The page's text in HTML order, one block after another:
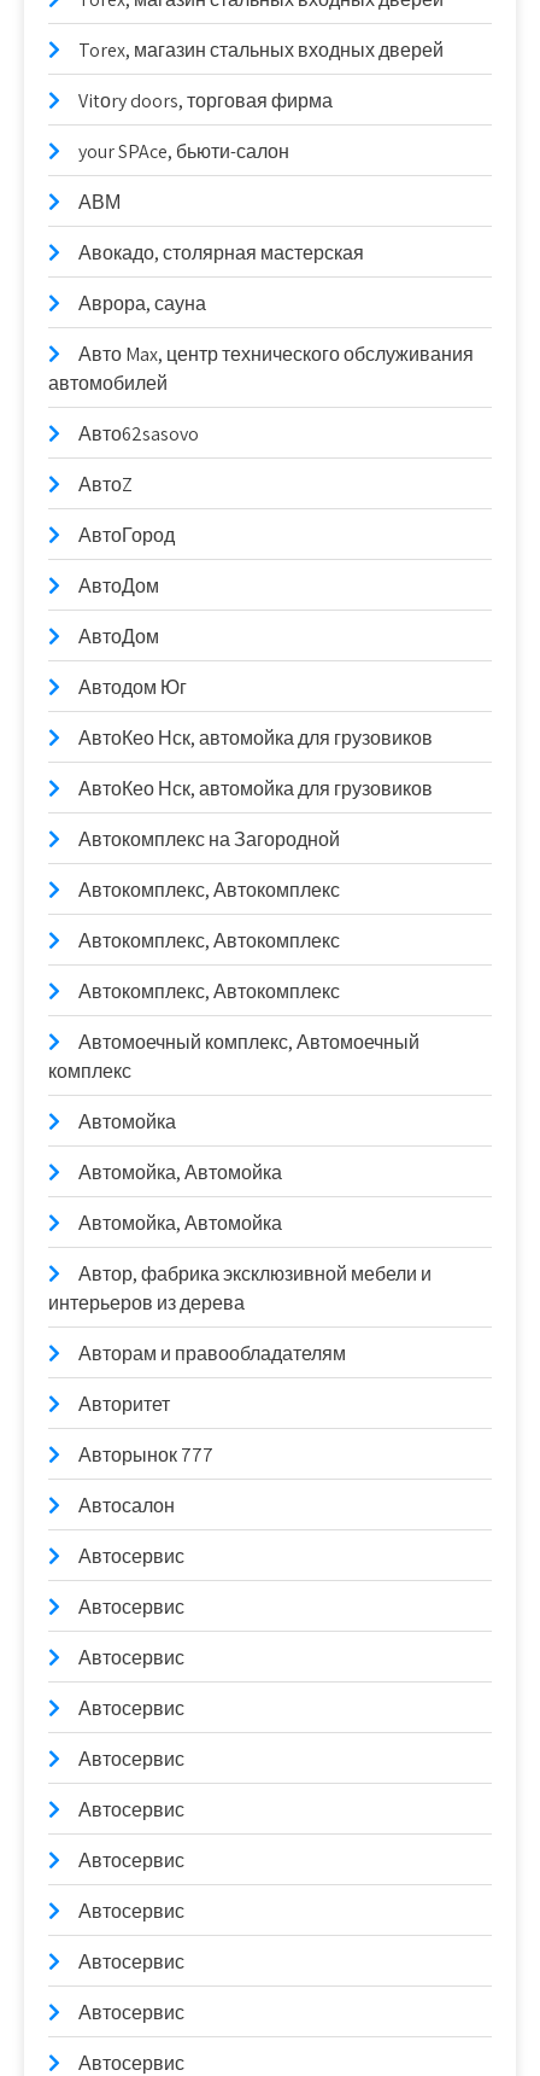
Torex, магазин стальных входных дверей
Vitоry doors, торговая фирма
your SPAce, бьюти-салон
АВМ
Авокадо, столярная мастерская
Аврора, сауна
Авто Max, центр технического обслуживания
автомобилей
Авто62sasovo
АвтоZ
АвтоГород
АвтоДом
АвтоДом
Автодом Юг
АвтоКео Нск, автомойка для грузовиков
АвтоКео Нск, автомойка для грузовиков
Автокомплекс на Загородной
Автокомплекс, Автокомплекс
Автокомплекс, Автокомплекс
Автокомплекс, Автокомплекс
Автомоечный комплекс, Автомоечный
комплекс
Автомойка
Автомойка, Автомойка
Автомойка, Автомойка
Автор, фабрика эксклюзивной мебели и
интерьеров из дерева
Авторам и правообладателям
Авторитет
Авторынок 777
Автосалон
Автосервис
Автосервис
Автосервис
Автосервис
Автосервис
Автосервис
Автосервис
Автосервис
Автосервис
Автосервис
Автосервис